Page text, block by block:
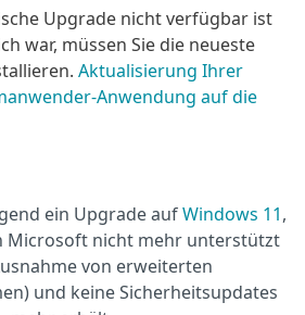
Upgrade nicht verfügbar ist
war, müssen Sie die neueste
Aktualisierung Ihrer
Anwendung auf die
ein Upgrade aufWindows 11,
Microsoft nicht mehr unterstützt
von erweiterten
und keine Sicherheitsupdates